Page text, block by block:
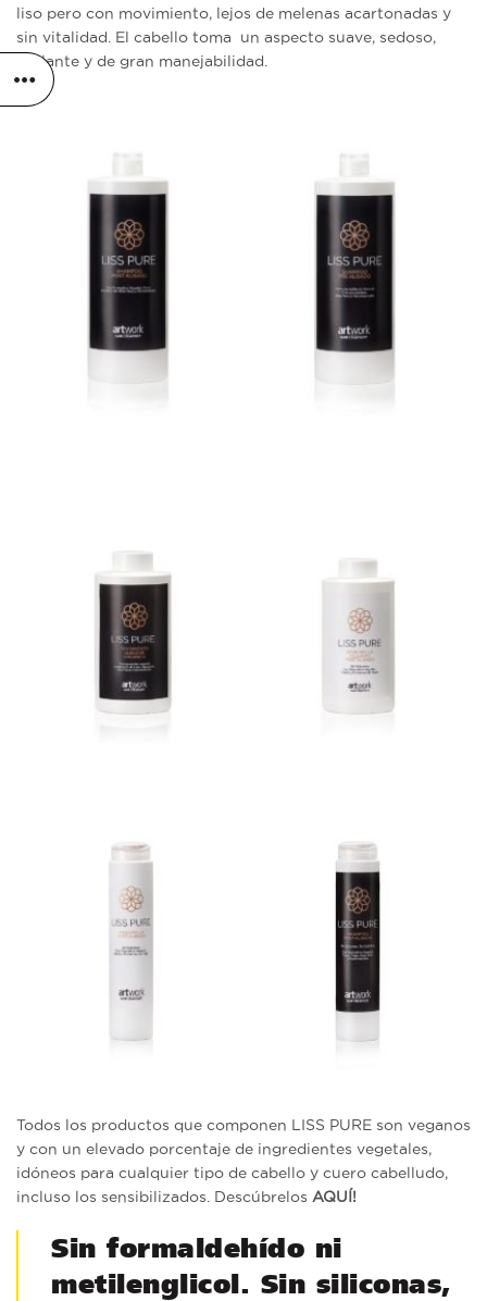
liso pero con movimiento, lejos de melenas acartonadas y
sin vitalidad. El cabello toma un aspecto suave, sedoso,
brillante y de gran manejabilidad.
Todos los productos que componen LISS PURE son veganos
y con un elevado porcentaje de ingredientes vegetales,
idóneos para cualquier tipo de cabello y cuero cabelludo,
incluso los sensibilizados. Descúbrelos AQUÍ!
Sin formaldehído ni
metilenglicol. Sin siliconas,